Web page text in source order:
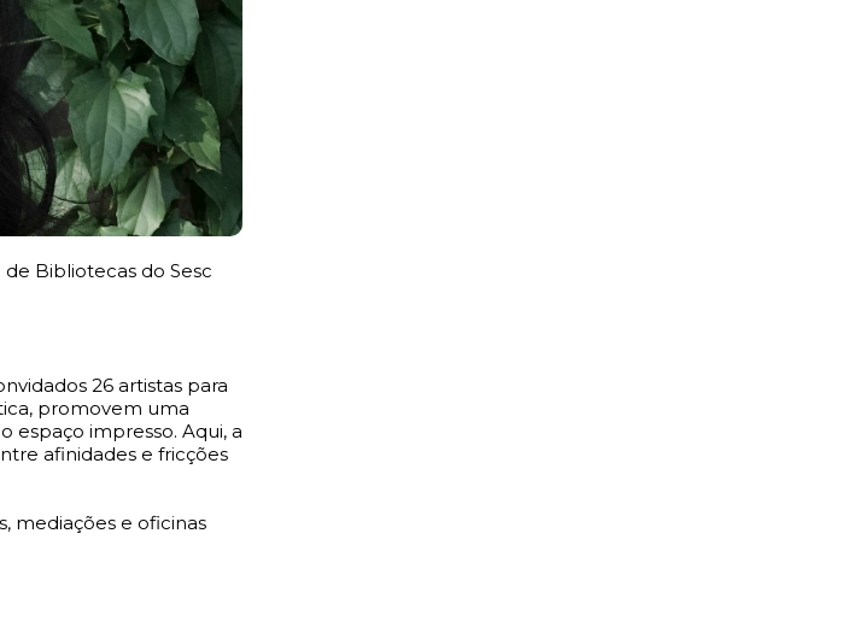
Bibliotecas do Sesc
26 artistas para
promovem uma
impresso. Aqui, a
afinidades e fricções
mediações e oficinas